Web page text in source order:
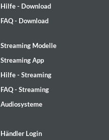
Hilfe - Download
FAQ - Download
Streaming Modelle
Streaming App
Hilfe - Streaming
FAQ - Streaming
Audiosysteme
Händler Login